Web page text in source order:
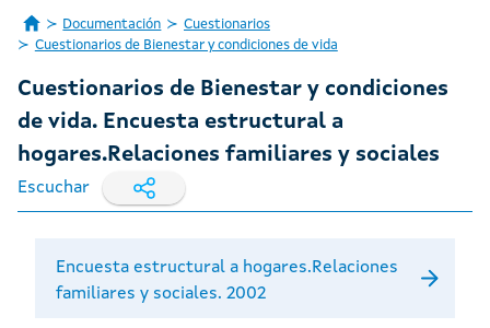
Documentación
Cuestionarios
Cuestionarios de Bienestar y condiciones de vida
Cuestionarios de Bienestar y condiciones
de vida. Encuesta estructural a
hogares.Relaciones familiares y sociales
Escuchar
Encuesta estructural a hogares.Relaciones
familiares y sociales. 2002